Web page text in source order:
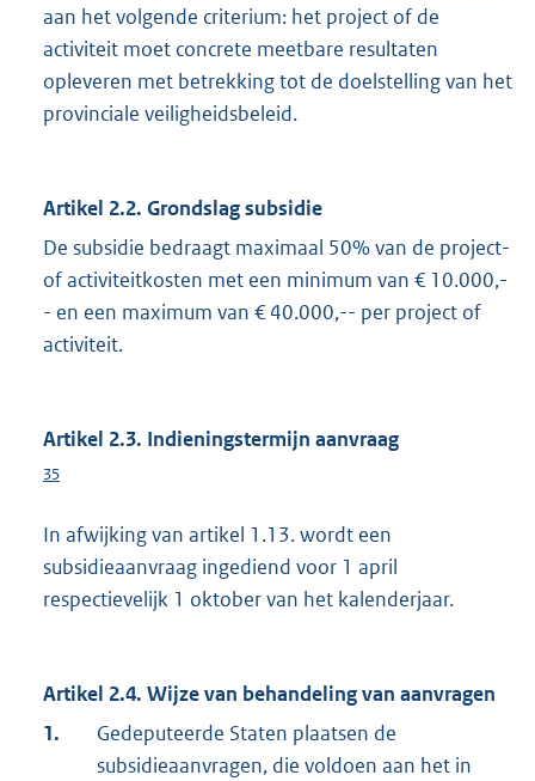
aan het volgende criterium: het project of de
activiteit moet concrete meetbare resultaten
opleveren met betrekking tot de doelstelling van het
provinciale veiligheidsbeleid.
Artikel 2.2. Grondslag subsidie
De subsidie bedraagt maximaal 50% van de project-
of activiteitkosten met een minimum van € 10.000,-
- en een maximum van € 40.000,-- per project of
activiteit.
Artikel 2.3. Indieningstermijn aanvraag
35
In afwijking van artikel 1.13. wordt een
subsidieaanvraag ingediend voor 1 april
respectievelijk 1 oktober van het kalenderjaar.
Artikel 2.4. Wijze van behandeling van aanvragen
1.
Gedeputeerde Staten plaatsen de
subsidieaanvragen, die voldoen aan het in